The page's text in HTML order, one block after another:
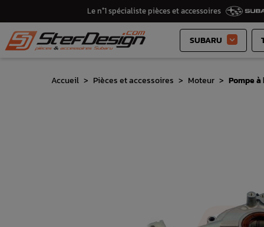
Le n°1 spécialiste pièces et accessoires
SUBARU 
Accueil Pièces et accessoires Moteur Pompe